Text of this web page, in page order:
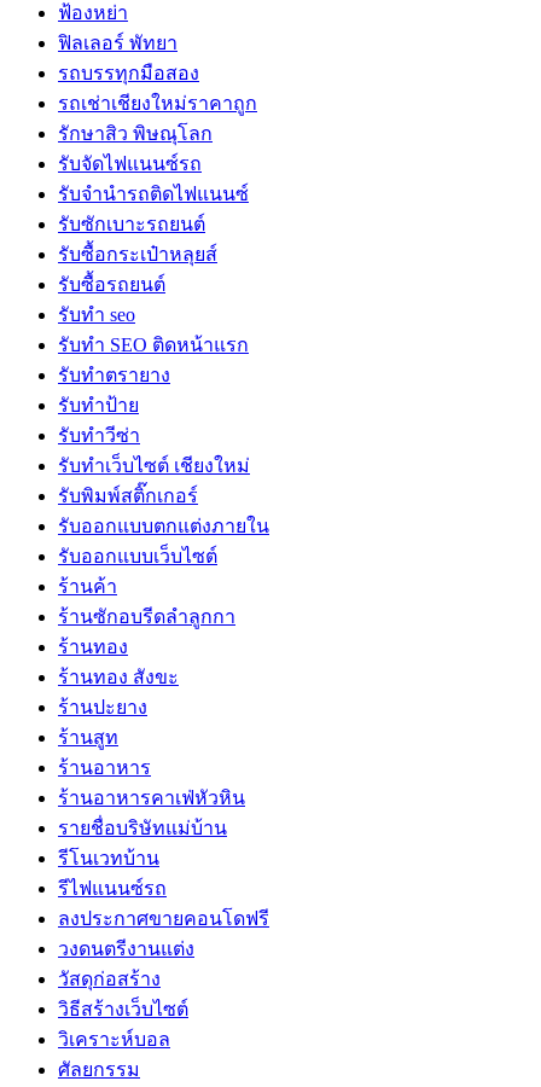
ฟ้องหย่า
ฟิลเลอร์ พัทยา
รถบรรทุกมือสอง
รถเช่าเชียงใหม่ราคาถูก
รักษาสิว พิษณุโลก
รับจัดไฟแนนซ์รถ
รับจำนำรถติดไฟแนนซ์
รับซักเบาะรถยนต์
รับซื้อกระเป๋าหลุยส์
รับซื้อรถยนต์
รับทำ seo
รับทำ SEO ติดหน้าแรก
รับทำตรายาง
รับทำป้าย
รับทำวีซ่า
รับทำเว็บไซต์ เชียงใหม่
รับพิมพ์สติ๊กเกอร์
รับออกแบบตกแต่งภายใน
รับออกแบบเว็บไซต์
ร้านค้า
ร้านซักอบรีดลำลูกกา
ร้านทอง
ร้านทอง สังขะ
ร้านปะยาง
ร้านสูท
ร้านอาหาร
ร้านอาหารคาเฟ่หัวหิน
รายชื่อบริษัทแม่บ้าน
รีโนเวทบ้าน
รีไฟแนนซ์รถ
ลงประกาศขายคอนโดฟรี
วงดนตรีงานแต่ง
วัสดุก่อสร้าง
วิธีสร้างเว็บไซต์
วิเคราะห์บอล
ศัลยกรรม